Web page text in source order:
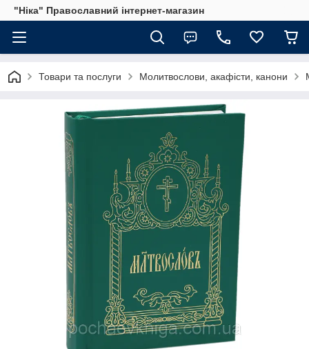
"Ніка" Православний інтернет-магазин
Товари та послуги Молитвослови, акафісти, канони